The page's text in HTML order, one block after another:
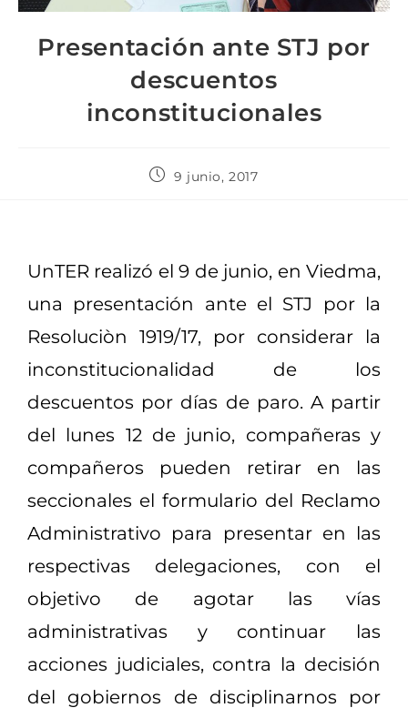
Presentación ante STJ por
descuentos
inconstitucionales
9 junio, 2017
UnTER realizó el 9 de junio, en Viedma,
una presentación ante el STJ por la
Resoluciòn 1919/17, por considerar la
inconstitucionalidad de los
descuentos por días de paro. A partir
del lunes 12 de junio, compañeras y
compañeros pueden retirar en las
seccionales el formulario del Reclamo
Administrativo para presentar en las
respectivas delegaciones, con el
objetivo de agotar las vías
administrativas y continuar las
acciones judiciales, contra la decisión
del gobiernos de disciplinarnos por